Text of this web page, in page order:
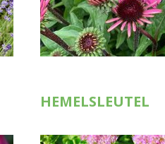
HEMELSLEUTEL